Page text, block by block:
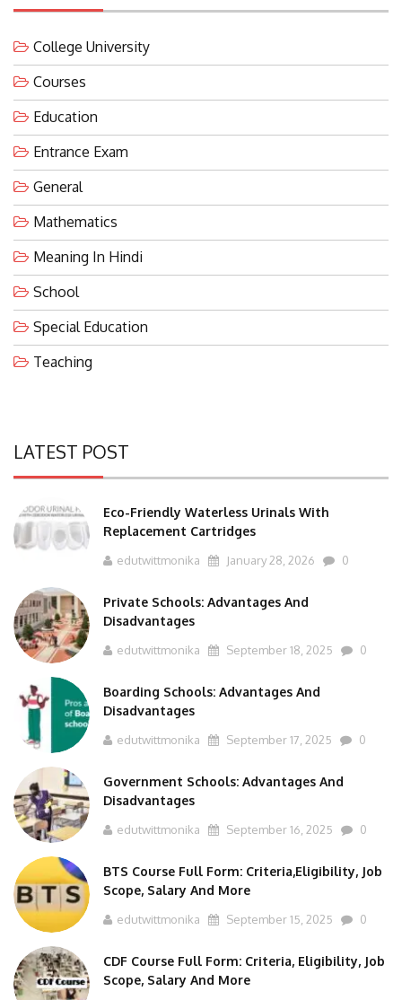
College University
Courses
Education
Entrance Exam
General
Mathematics
Meaning In Hindi
School
Special Education
Teaching
LATEST POST
Eco-Friendly Waterless Urinals With
Replacement Cartridges
edutwittmonika January 28, 2026 0
Private Schools: Advantages And
Disadvantages
edutwittmonika September 18, 2025 0
Boarding Schools: Advantages And
Disadvantages
edutwittmonika September 17, 2025 0
Government Schools: Advantages And
Disadvantages
edutwittmonika September 16, 2025 0
BTS Course Full Form: Criteria,Eligibility, Job
Scope, Salary And More
edutwittmonika September 15, 2025 0
CDF Course Full Form: Criteria, Eligibility, Job
Scope, Salary And More